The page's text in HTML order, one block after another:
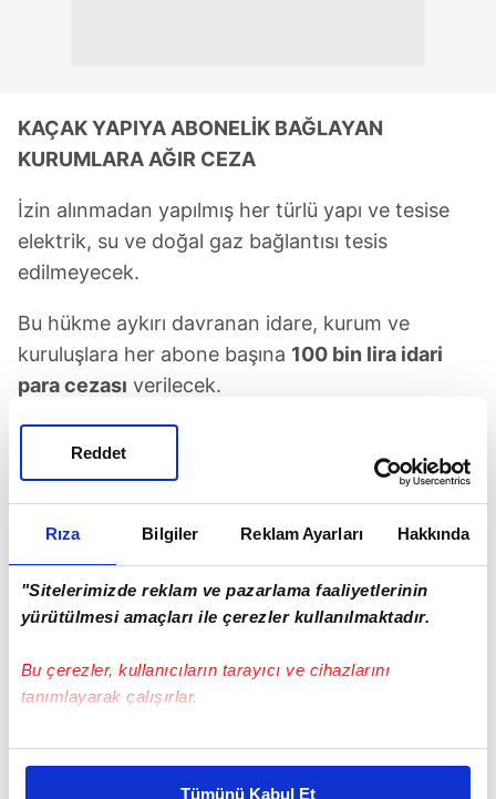
Rıza Bilgiler Reklam Ayarları Hakkında
"Sitelerimizde reklam ve pazarlama faaliyetlerinin
yürütülmesi amaçları ile çerezler kullanılmaktadır.
Bu çerezler, kullanıcıların tarayıcı ve cihazlarını
tanımlayarak çalışırlar.
Bu çerezlere izin vermeniz halinde sizlere özel
Tümünü Kabul Et
Reddet
KAÇAK YAPIYA ABONELİK BAĞLAYAN
KURUMLARA AĞIR CEZA
İzin alınmadan yapılmış her türlü yapı ve tesise
elektrik, su ve doğal gaz bağlantısı tesis
edilmeyecek.
Bu hükme aykırı davranan idare, kurum ve
kuruluşlara her abone başına 100 bin lira idari
para cezası verilecek.